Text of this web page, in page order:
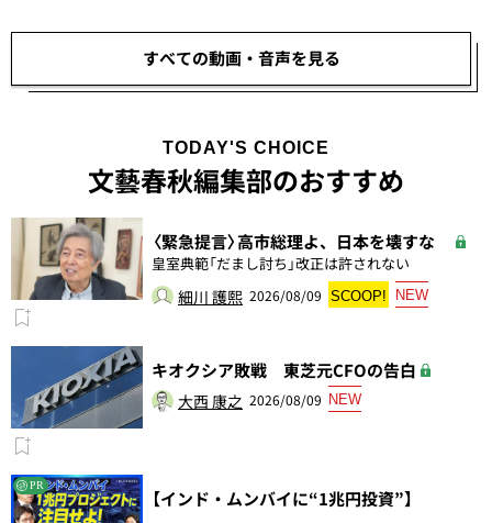
すべての動画・音声を見る
TODAY'S CHOICE
文藝春秋編集部のおすすめ
〈緊急提言〉高市総理よ、日本を壊すな
皇室典範「だまし討ち」改正は許されない
細川 護熙 2026/08/09 SCOOP! NEW
キオクシア敗戦 東芝元CFOの告白
大西 康之 2026/08/09 NEW
PR
【インド・ムンバイに“1兆円投資”】